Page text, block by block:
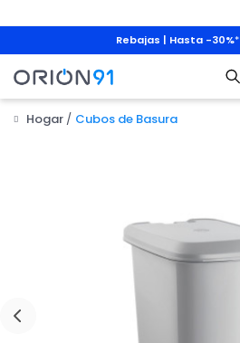
Rebajas | Hasta -30%*
Hogar Cubos de Basura